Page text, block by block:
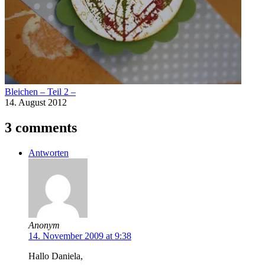
Bleichen – Teil 2 –
14. August 2012
3 comments
Antworten
Anonym
14. November 2009 at 9:38
Hallo Daniela,